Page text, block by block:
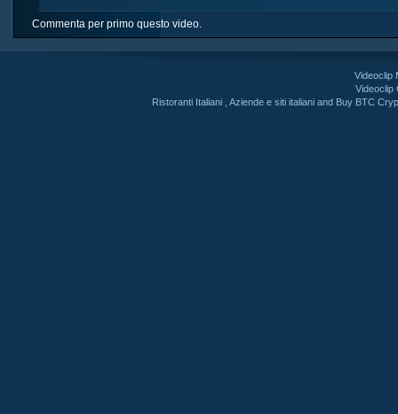
Commenta per primo questo video.
Videoclip
Videoclip
Ristoranti Italiani ,Aziende e siti italiani and Buy BTC